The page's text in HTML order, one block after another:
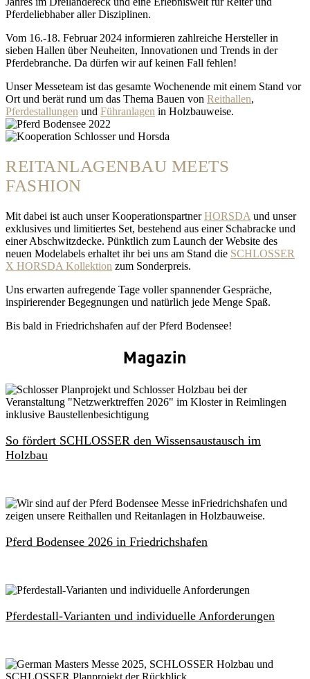
Pferdeliebhaber aller Disziplinen.
Vom 16.-18. Februar 2024 informieren zahlreiche Hersteller in
sieben Hallen über Neuheiten, Innovationen und Trends in der
Pferdebranche. Da dürfen wir auf keinen Fall fehlen!
Unser Messeteam ist das gesamte Wochenende mit einem Stand vor
Ort und berät rund um das Thema Bauen von Reithallen,
Pferdestallungen und Führanlagen in Holzbauweise.
REITANLAGENBAU MEETS
FASHION
Mit dabei ist auch unser KooperationspartnerHORSDA und unser
exklusives und limitiertes Set, bestehend aus einer Schabracke und
einer Abschwitzdecke. Pünktlich zum Launch der Website des
neuen Modelabels erhaltet ihr bei uns am Stand die SCHLOSSER
X HORSDA Kollektion zum Sonderpreis.
Uns erwarten aufregende Tage voller spannender Gespräche,
inspirierender Begegnungen und natürlich jede Menge Spaß.
Bis bald in Friedrichshafen auf der Pferd Bodensee!
Magazin
So fördert SCHLOSSER den Wissensaustausch im
Holzbau
Pferd Bodensee 2026 in Friedrichshafen
Pferdestall-Varianten und individuelle Anforderungen